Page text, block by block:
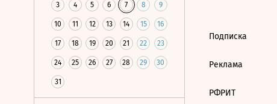
3 4 5 6 7 8 9
10 11 12 13 14 15 16
17 18 19 20 21 22 23
24 25 26 27 28 29 30
31
Подписка
Реклама
РФРИТ